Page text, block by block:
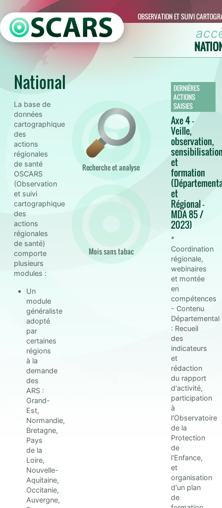
OBSERVATION ET SUIVI
National
La base de
données
cartographique
des
actions
régionales
de santé
OSCARS
(Observation
et suivi
cartographique
des
actions
régionales
de santé)
comporte
plusieurs
modules :
Un
module
généraliste
adopté
par
certaines
régions
à la
demande
des
ARS :
Grand-
Est,
Normandie,
Bretagne,
Pays
de la
Loire,
Nouvelle-
Aquitaine,
Occitanie,
Auvergne,
Recherche et analyse
Mois sans tabac
DERNIÈRES
ACTIONS
SAISIES
Pays de la
Loire
Axe 4 -
Veille,
observation,
et
formation
et
Régional -
MDA 85 /
2023)
*
Coordination
régionale,
webinaires
et montée
en
compétences
- Contenu
Départemental
: Recueil
des
indicateurs
et
rédaction
du rapport
d'activité,
participation
à
l'Observatoire
de la
Protection
de
l'Enfance,
et
organisation
d'un plan
de